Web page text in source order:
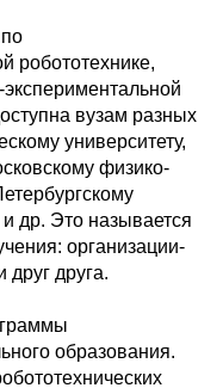
робототехнике,
вузам разных
университету,
физико-
и др. Это называется
организации-
друга.
образования.